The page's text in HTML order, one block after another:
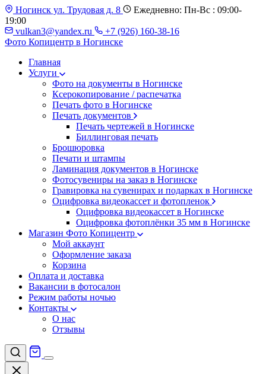
Ногинск ул. Трудовая д. 8
Ежедневно: Пн-Вс : 09:00-
19:00
vulkan3@yandex.ru
+7 (926) 160-38-16
Фото Копицентр в Ногинске
Главная
Услуги
Фото на документы в Ногинске
Ксерокопирование / распечатка
Печать фото в Ногинске
Печать документов
Печать чертежей в Ногинске
Биллинговая печать
Брошюровка
Печати и штампы
Ламинация документов в Ногинске
Фотосувениры на заказ в Ногинске
Гравировка на сувенирах и подарках в Ногинске
Оцифровка видеокассет и фотопленок
Оцифровка видеокассет в Ногинске
Оцифровка фотоплёнки 35 мм в Ногинске
Магазин Фото Копицентр
Мой аккаунт
Оформление заказа
Корзина
Оплата и доставка
Вакансии в фотосалон
Режим работы ночью
Контакты
О нас
Отзывы